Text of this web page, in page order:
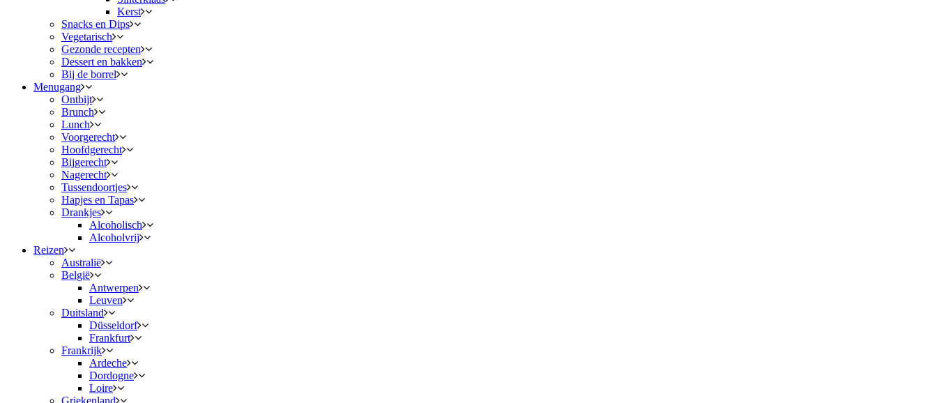
Kerst
Snacks en Dips
Vegetarisch
Gezonde recepten
Dessert en bakken
Bij de borrel
Menugang
Ontbijt
Brunch
Lunch
Voorgerecht
Hoofdgerecht
Bijgerecht
Nagerecht
Tussendoortjes
Hapjes en Tapas
Drankjes
Alcoholisch
Alcoholvrij
Reizen
Australië
België
Antwerpen
Leuven
Duitsland
Düsseldorf
Frankfurt
Frankrijk
Ardeche
Dordogne
Loire